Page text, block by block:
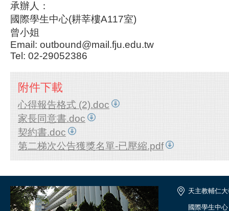
承辦人：
國際學生中心(耕莘樓A117室)
曾小姐
Email: outbound@mail.fju.edu.tw
Tel: 02-29052386
附件下載
心得報告格式 (2).doc
家長同意書.doc
契約書.doc
第二梯次公告獲獎名單-已壓縮.pdf
天主教輔仁
國際學生中心